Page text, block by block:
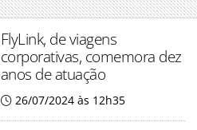
FlyLink, de viagens
corporativas, comemora dez
anos de atuação
26/07/2024 às 12h35